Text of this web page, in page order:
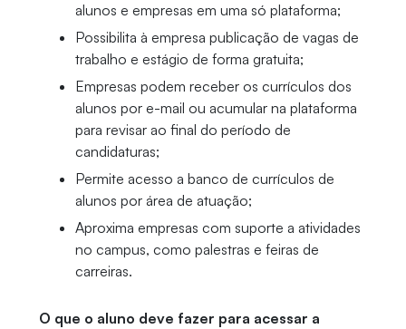
alunos e empresas em uma só plataforma;
Possibilita à empresa publicação de vagas de
trabalho e estágio de forma gratuita;
Empresas podem receber os currículos dos
alunos por e-mail ou acumular na plataforma
para revisar ao final do período de
candidaturas;
Permite acesso a banco de currículos de
alunos por área de atuação;
Aproxima empresas com suporte a atividades
no campus, como palestras e feiras de
carreiras.
O que o aluno deve fazer para acessar a